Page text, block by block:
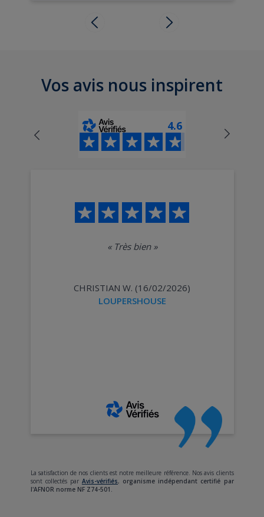
Vos avis nous inspirent
4.6
« Très bien»
CHRISTIAN W. (16/02/2026)
LOUPERSHOUSE
La satisfaction de nos clients est notre meilleure référence. Nos avis clients
sont collectés par Avis-vérifiés, organisme indépendant certifié par
l'AFNOR norme NF Z74-501.